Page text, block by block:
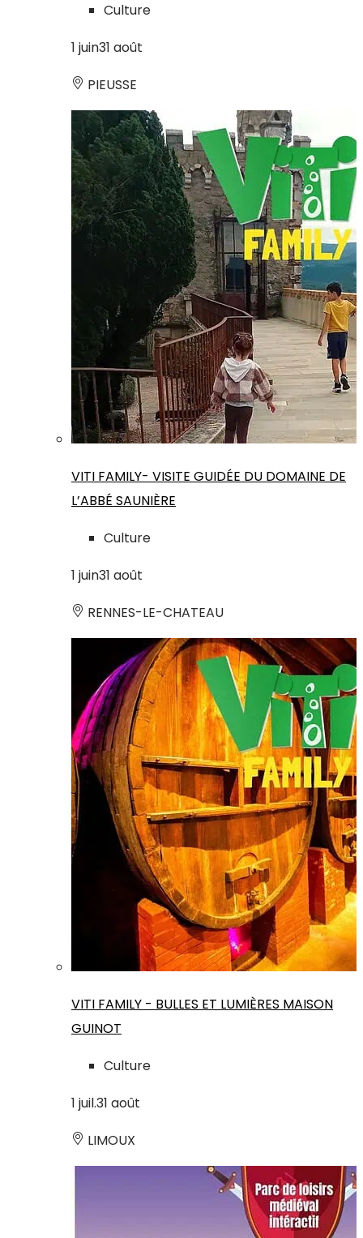
Culture
1 juin31 août
PIEUSSE
VITI FAMILY- VISITE GUIDÉE DU DOMAINE DE
L’ABBÉ SAUNIÈRE
Culture
1 juin31 août
RENNES-LE-CHATEAU
VITI FAMILY - BULLES ET LUMIÈRES MAISON
GUINOT
Culture
1 juil.31 août
LIMOUX